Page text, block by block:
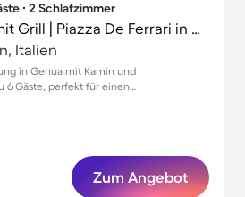
∙ 2 Schlafzimmer
Ferienwohnung mit Grill | Piazza De Ferrari in der Nähe
Italien
in Genua mit Kamin und
6 Gäste, perfekt für einen
Zum Angebot